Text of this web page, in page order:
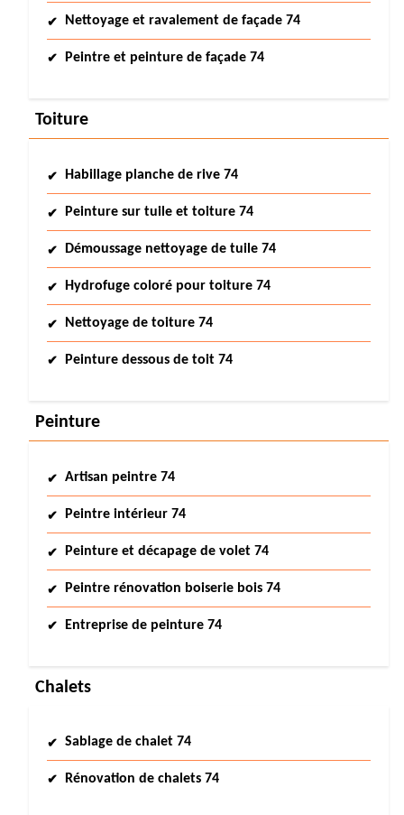
Nettoyage et ravalement de façade 74
Peintre et peinture de façade 74
Toiture
Habillage planche de rive 74
Peinture sur tuile et toiture 74
Démoussage nettoyage de tuile 74
Hydrofuge coloré pour toiture 74
Nettoyage de toiture 74
Peinture dessous de toit 74
Peinture
Artisan peintre 74
Peintre intérieur 74
Peinture et décapage de volet 74
Peintre rénovation boiserie bois 74
Entreprise de peinture 74
Chalets
Sablage de chalet 74
Rénovation de chalets 74